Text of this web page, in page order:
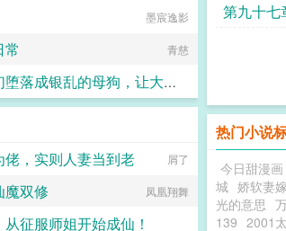
第九十七
热门小说
今日甜漫画
城 娇软妻
光的意思
139 2001
小宫女却伸出一双柔荑，勾
下为难。 哄得明远帝心肝都
瞧见，盈桃委屈抿起的唇角，弯
点儿弧度。 众人皆知，明远
议，彻查一桩陈年旧案。 助
，那双笑盈盈的眼望向凤座。淑妃
刚开始呢。...
墨宸逸影
常 青慈
轮番让狐神们堕落成银乱的母狗，让大家全都沦陷成喜欢被信徒群奸的淫神吧～
佬，实则人妻当到老
屑了
魔双修 凤凰翔舞
征服师姐开始成仙！